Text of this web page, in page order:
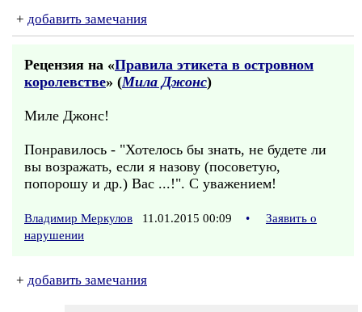
+ добавить замечания
Рецензия на «Правила этикета в островном
королевстве» (Мила Джонс)
Миле Джонс!
Понравилось - "Хотелось бы знать, не будете ли
вы возражать, если я назову (посоветую,
попорошу и др.) Вас ...!". С уважением!
Владимир Меркулов 11.01.2015 00:09 •
Заявить о
нарушении
+ добавить замечания